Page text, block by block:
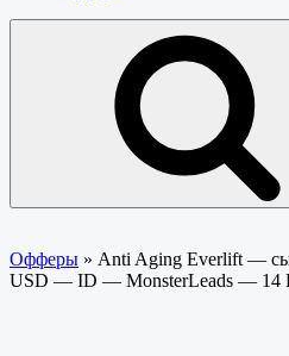
Офферы » Anti Aging Everlift —
USD — ID — MonsterLeads — 14